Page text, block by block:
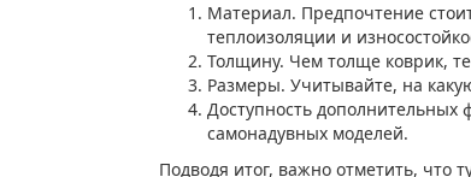
Материал. Предпочтение
теплоизоляции и
Толщину. Чем толще коврик,
Размеры. Учитывайте, на
Доступность
самонадувных моделей.
Подводя итог, важно отметить, что